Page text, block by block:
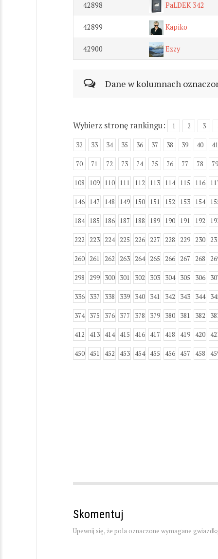
42898 PaLDEK 342
42899 Kapiko
42900 Ezzy
Dane w kolumnach
Wybierz stronę rankingu: 1 2 3
32 33 34 35 36 37 38 39 40 41
70 71 72 73 74 75 76 77 78 79
108 109 110 111 112 113 114 115 116
146 147 148 149 150 151 152 153 154
184 185 186 187 188 189 190 191 192
222 223 224 225 226 227 228 229 230
260 261 262 263 264 265 266 267 268
298 299 300 301 302 303 304 305 306
336 337 338 339 340 341 342 343 344
374 375 376 377 378 379 380 381 382
412 413 414 415 416 417 418 419 420
450 451 452 453 454 455 456 457 458
Skomentuj
Upewnij się, że pola oznaczone wymagane